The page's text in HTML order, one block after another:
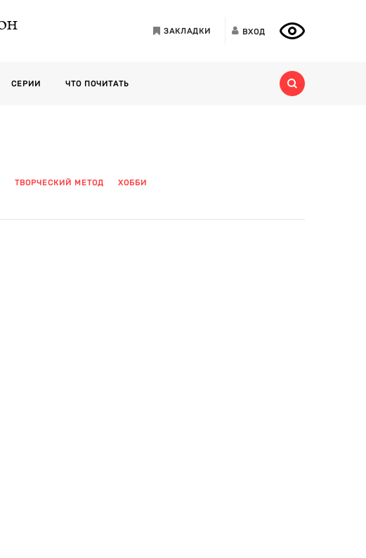
ЗАКЛАДКИ ВХОД
СЕРИИ ЧТО ПОЧИТАТЬ
ТВОРЧЕСКИЙ МЕТОД ХОББИ